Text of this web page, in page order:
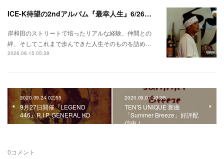
ICE-K待望の2ndアルバム『最幸人生』6/26リリース！
岸和田のストリートで培ったリアルな経験、仲間との
絆、そしてこれまで歩んできた人生そのものを詰め…
2026.06.15 05:38
2020.09.24 02:55
9月27日開催『LEGEND
446』R.I.P. GENERAL KO
2020.09.07 03:38
TEN'S UNIQUE 新曲
「Summer Breeze」好評配
信中！
0コメント